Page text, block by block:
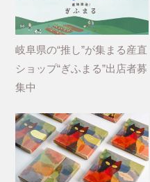
岐阜県の“推し”が集まる産直
ショップ“ぎふまる”出店者募
集中